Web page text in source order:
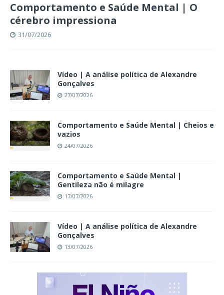
Comportamento e Saúde Mental | O
cérebro impressiona
31/07/2026
Vídeo | A análise política de Alexandre
Gonçalves
27/07/2026
Comportamento e Saúde Mental | Cheios e
vazios
24/07/2026
Comportamento e Saúde Mental |
Gentileza não é milagre
17/07/2026
Vídeo | A análise política de Alexandre
Gonçalves
13/07/2026